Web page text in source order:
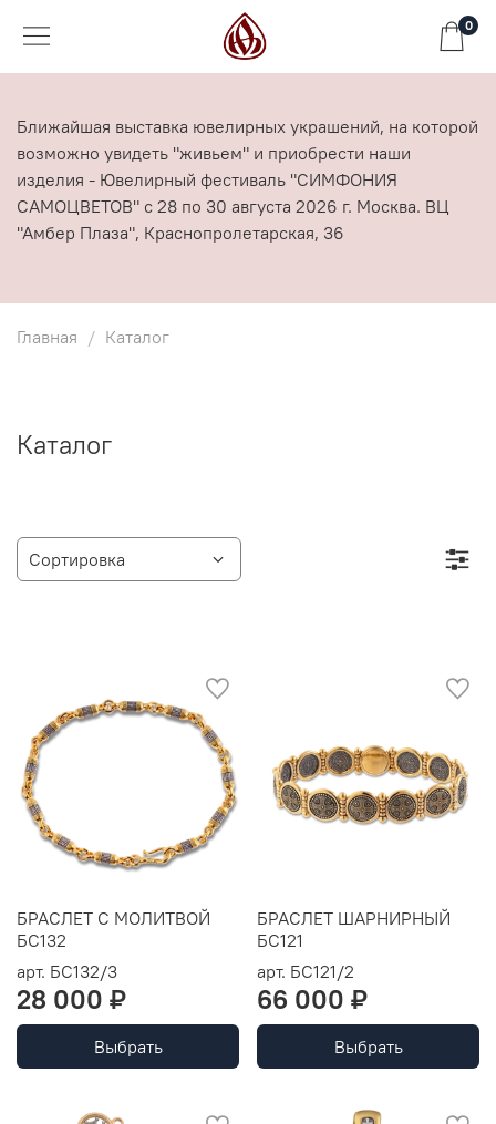
0
Ближайшая выставка ювелирных украшений, на которой
возможно увидеть "живьем" и приобрести наши
изделия - Ювелирный фестиваль "СИМФОНИЯ
САМОЦВЕТОВ" с 28 по 30 августа 2026 г. Москва. ВЦ
"Амбер Плаза", Краснопролетарская, 36
Главная Каталог
Каталог
БРАСЛЕТ С МОЛИТВОЙ
БС132
арт. БС132/3
28 000 ₽
Выбрать
БРАСЛЕТ ШАРНИРНЫЙ
БС121
арт. БС121/2
66 000 ₽
Выбрать